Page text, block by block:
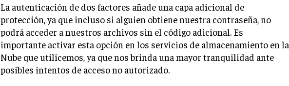
La autenticación de dos factores añade una capa adicional de
protección, ya que incluso si alguien obtiene nuestra contraseña, no
podrá acceder a nuestros archivos sin el código adicional. Es
importante activar esta opción en los servicios de almacenamiento en la
Nube que utilicemos, ya que nos brinda una mayor tranquilidad ante
posibles intentos de acceso no autorizado.